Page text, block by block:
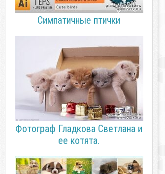
Симпатичные птички
Фотограф Гладкова Светлана и
ее котята.